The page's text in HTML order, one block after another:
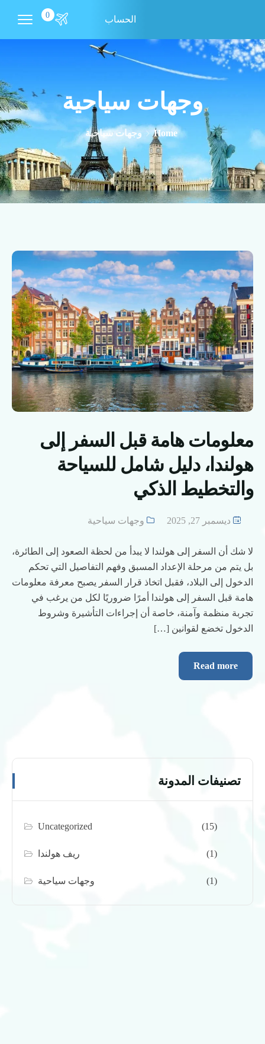
الحساب 0
وجهات سياحية
Home وجهات سياحية
معلومات هامة قبل السفر إلى
هولندا، دليل شامل للسياحة
والتخطيط الذكي
ديسمبر 27, 2025 وجهات سياحية
لا شك أن السفر إلى هولندا لا يبدأ من لحظة الصعود إلى الطائرة،
بل يتم من مرحلة الإعداد المسبق وفهم التفاصيل التي تحكم
الدخول إلى البلاد، فقبل اتخاذ قرار السفر يصبح معرفة معلومات
هامة قبل السفر إلى هولندا أمرًا ضروريًا لكل من يرغب في
تجربة منظمة وآمنة، خاصة أن إجراءات التأشيرة وشروط
الدخول تخضع لقوانين […]
Read more
تصنيفات المدونة
Uncategorized (15)
ريف هولندا (1)
وجهات سياحية (1)